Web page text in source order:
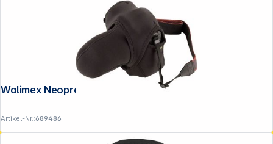
Walimex Neopren Kamera- Schutzhülle L
Artikel-Nr.:689486